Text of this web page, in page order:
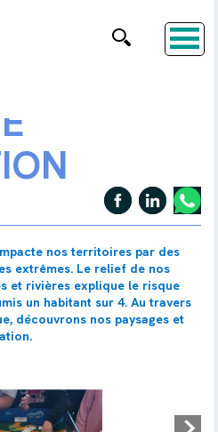
nos territoires par des
extrêmes. Le relief de nos
et rivières explique le risque
un habitant sur 4. Au travers
découvrons nos paysages et